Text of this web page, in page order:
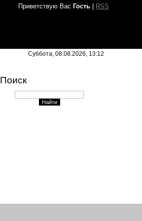
Приветствую Вас Гость| RSS
Суббота, 08.08.2026, 13:12
Поиск